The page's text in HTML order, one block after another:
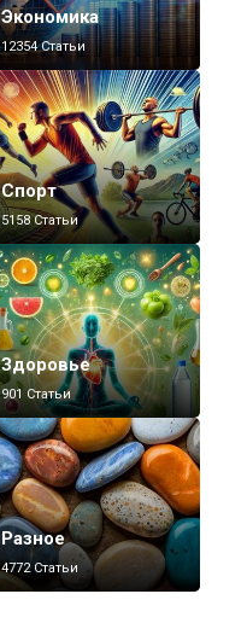
Экономика
12354 Статьи
Спорт
5158 Статьи
Здоровье
901 Статьи
Разное
4772 Статьи